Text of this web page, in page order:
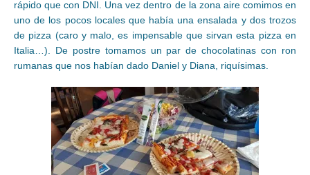
rápido que con DNI. Una vez dentro de la zona aire comimos en
uno de los pocos locales que había una ensalada y dos trozos
de pizza (caro y malo, es impensable que sirvan esta pizza en
Italia…). De postre tomamos un par de chocolatinas con ron
rumanas que nos habían dado Daniel y Diana, riquísimas.